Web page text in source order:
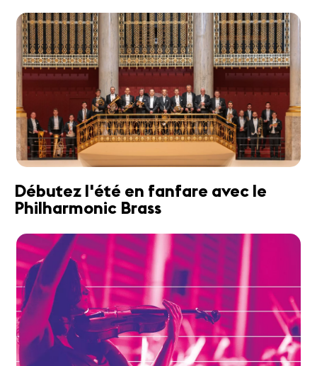
Débutez l'été en fanfare avec le
Philharmonic Brass